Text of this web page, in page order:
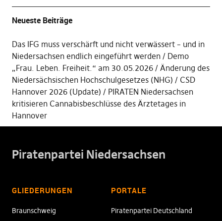
Neueste Beiträge
Das IFG muss verschärft und nicht verwässert – und in
Niedersachsen endlich eingeführt werden
Demo
„Frau. Leben. Freiheit.“ am 30.05.2026
Änderung des
Niedersächsischen Hochschulgesetzes (NHG)
CSD
Hannover 2026 (Update)
PIRATEN Niedersachsen
kritisieren Cannabisbeschlüsse des Ärztetages in
Hannover
Piratenpartei Niedersachsen
GLIEDERUNGEN
Braunschweig
PORTALE
Piratenpartei Deutschland